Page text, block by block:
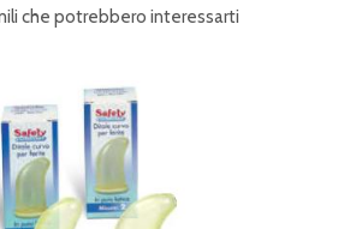
che potrebbero interessarti